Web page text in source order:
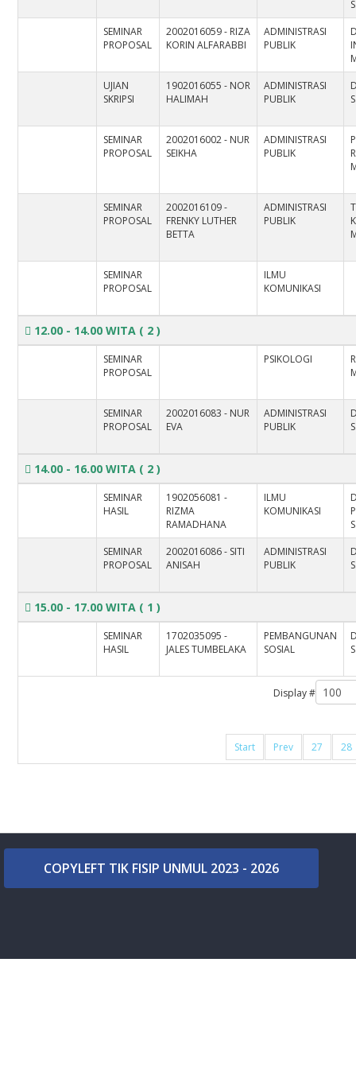
Display #
Start Prev 27 28
SEMINAR
PROPOSAL
2002016059 - RIZA
KORIN ALFARABBI
ADMINISTRASI
PUBLIK
UJIAN
SKRIPSI
1902016055 - NOR
HALIMAH
ADMINISTRASI
PUBLIK
SEMINAR
PROPOSAL
2002016002 - NUR
SEIKHA
ADMINISTRASI
PUBLIK
SEMINAR
PROPOSAL
2002016109 -
FRENKY LUTHER
BETTA
ADMINISTRASI
PUBLIK
SEMINAR
PROPOSAL
ILMU
KOMUNIKASI
12.00 - 14.00 WITA ( 2 )
SEMINAR
PROPOSAL
PSIKOLOGI
SEMINAR
PROPOSAL
2002016083 - NUR
EVA
ADMINISTRASI
PUBLIK
14.00 - 16.00 WITA ( 2 )
SEMINAR
HASIL
1902056081 -
RIZMA
RAMADHANA
ILMU
KOMUNIKASI
SEMINAR
PROPOSAL
2002016086 - SITI
ANISAH
ADMINISTRASI
PUBLIK
15.00 - 17.00 WITA ( 1 )
SEMINAR
HASIL
1702035095 -
JALES TUMBELAKA
PEMBANGUNAN
SOSIAL
COPYLEFT TIK FISIP UNMUL 2023 - 2026